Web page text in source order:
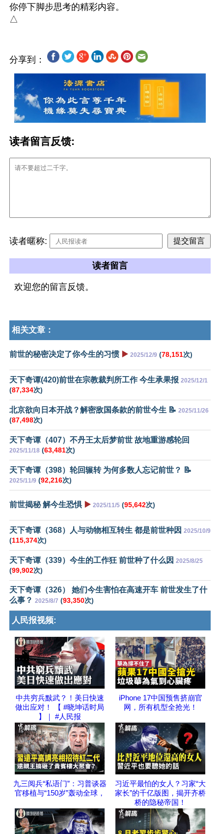
你停下脚步思考的精彩内容。
分享到：
读者留言反馈:
读者暱称:
读者留言
欢迎您的留言反馈。
相关文章：
前世的秘密决定了你今生的习惯 ▶️ 2025/12/9 (78,151次)
天下奇谭(420)前世在宗教裁判所工作 今生承果报 2025/12/1
(87,334次)
北京欲向日本开战？解密敌国条款的前世今生 📝 2025/11/26
(87,498次)
天下奇谭（407）不丹王太后梦前世 故地重游感轮回
2025/11/18 (63,481次)
天下奇谭（398）轮回辗转 为何多数人忘记前世？ 📝
2025/11/9 (92,216次)
前世揭秘 解今生恐惧 ▶️ 2025/11/5 (95,642次)
天下奇谭（368）人与动物相互转生 都是前世种因 2025/10/9
(115,374次)
天下奇谭（339）今生的工作狂 前世种了什么因 2025/8/25
(99,902次)
天下奇谭（326） 她们今生害怕在高速开车 前世发生了什
么事？ 2025/8/7 (93,350次)
人民报视频:
中共穷兵黩武？！美日快速
做出应对！ 【 #晓坤话时局
】｜ #人民报
iPhone 17中国预售挤崩官
网，所有机型全抢光！
九三阅兵“私语门”：习普谈器
官移植与“150岁”轰动全球，
习近平最怕的女人？习家“大
家长”的千亿版图，揭开齐桥
桥的隐秘帝国！